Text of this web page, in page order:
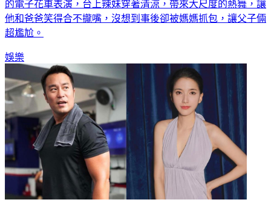
的電子花車表演，台上辣妹穿著清涼，帶來大尺度的熱舞，讓
他和爸爸笑得合不攏嘴，沒想到事後卻被媽媽抓包，讓父子倆
超尷尬。
娛樂